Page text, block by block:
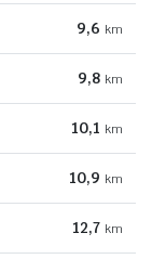
9,6 km
9,8 km
10,1 km
10,9 km
12,7 km